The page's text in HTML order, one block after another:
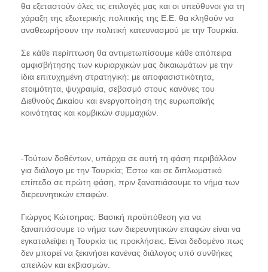
θα εξεταστούν όλες τις επιλογές μας και οι υπεύθυνοι για τη
χάραξη της εξωτερικής πολιτικής της Ε.Ε. θα κληθούν να
αναθεωρήσουν την πολιτική κατευνασμού με την Τουρκία.
Σε κάθε περίπτωση θα αντιμετωπίσουμε κάθε απόπειρα
αμφισβήτησης των κυριαρχικών μας δικαιωμάτων με την
ίδια επιτυχημένη στρατηγική: με αποφασιστικότητα,
ετοιμότητα, ψυχραιμία, σεβασμό στους κανόνες του
Διεθνούς Δικαίου και ενεργοποίηση της ευρωπαϊκής
κοινότητας και κομβικών συμμαχιών.
-Τούτων δοθέντων, υπάρχει σε αυτή τη φάση περιβάλλον
για διάλογο με την Τουρκία; Έστω και σε διπλωματικό
επίπεδο σε πρώτη φάση, πριν ξαναπιάσουμε το νήμα των
διερευνητικών επαφών.
Γιώργος Κώτσηρας: Βασική προϋπόθεση για να
ξαναπιάσουμε το νήμα των διερευνητικών επαφών είναι να
εγκαταλείψει η Τουρκία τις προκλήσεις
Είναι δεδομένο πως
δεν μπορεί να ξεκινήσει κανένας διάλογος υπό συνθήκες
απειλών και εκβιασμών.